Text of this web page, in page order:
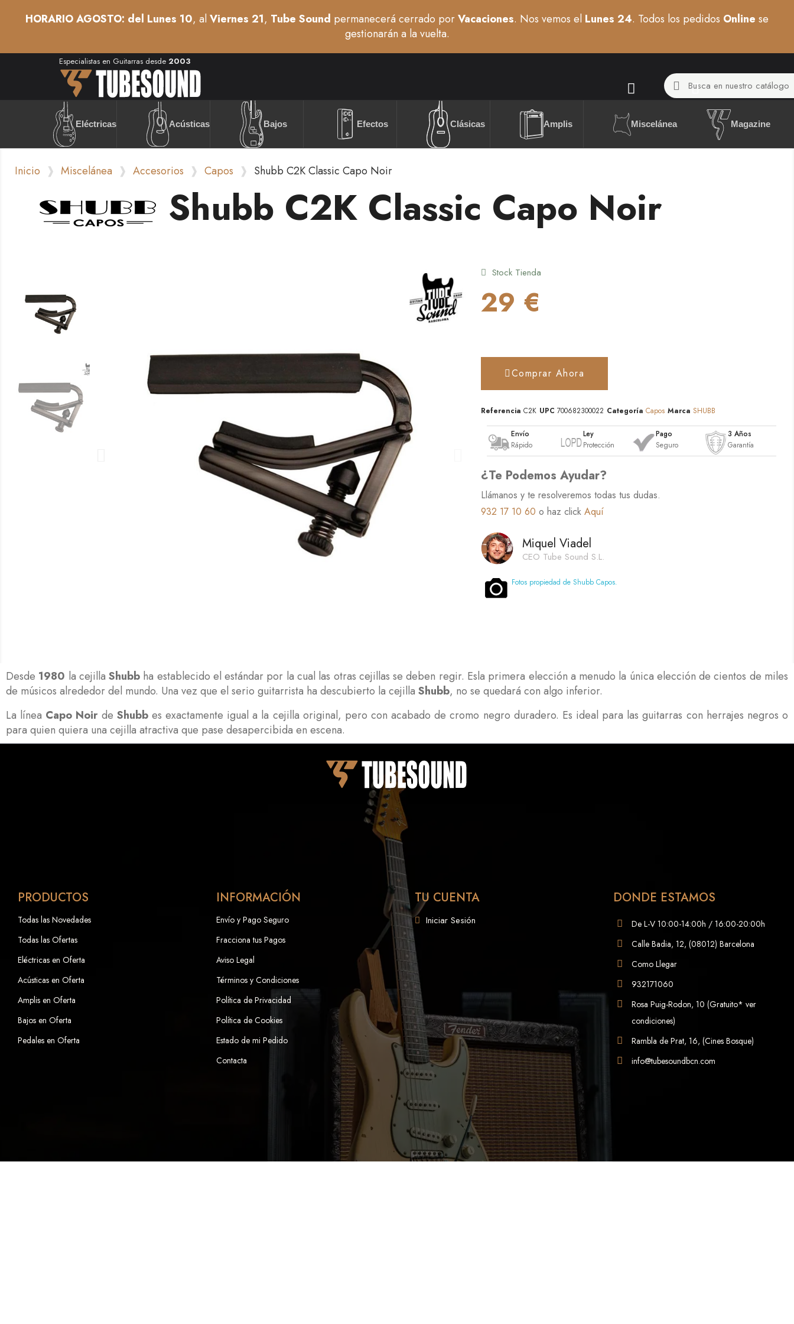
HORARIO AGOSTO: del Lunes 10, alViernes 21, Tube Sound permanecerá cerrado porVacaciones. Nos vemos el Lunes 24. Todos los pedidos Online se
gestionarán a la vuelta.
Especialistas en Guitarras desde 2003
Eléctricas Acústicas Bajos Efectos Clásicas Amplis Miscelánea Magazine
Inicio Miscelánea Accesorios Capos Shubb C2K Classic Capo Noir
Shubb C2K Classic Capo Noir
Stock Tienda
29 €
Comprar Ahora
Referencia C2K UPC 700682300022 Categoría Capos Marca SHUBB
Envío
Rápido
Ley
Protección
Pago
Seguro
3 Años
Garantía
¿Te Podemos Ayudar?
Llámanos y te resolveremos todas tus dudas.
932 17 10 60 o haz clickAquí
Miquel Viadel
CEO Tube Sound S.L.
Fotos propiedad de Shubb Capos.
Desde 1980 la cejillaShubb ha establecido el estándar por la cual las otras cejillas se deben regir. Esla primera elección a menudo la única elección de cientos de miles
de músicos alrededor del mundo. Una vez que el serio guitarrista ha descubierto la cejilla Shubb, no se quedará con algo inferior.
La línea Capo Noir de Shubbes exactamente igual a la cejilla original, pero con acabado de cromo negro duradero. Es ideal para las guitarras con herrajes negros o
para quien quiera una cejilla atractiva que pase desapercibida en escena.
PRODUCTOS
Todas las Novedades
Todas las Ofertas
Eléctricas en Oferta
Acústicas en Oferta
Amplis en Oferta
Bajos en Oferta
Pedales en Oferta
INFORMACIÓN
Envío y Pago Seguro
Fracciona tus Pagos
Aviso Legal
Términos y Condiciones
Política de Privacidad
Política de Cookies
Estado de mi Pedido
Contacta
TU CUENTA
Iniciar Sesión
DONDE ESTAMOS
De L-V 10:00-14:00h / 16:00-20:00h
Calle Badia, 12, (08012) Barcelona
Como Llegar
932171060
Rosa Puig-Rodon, 10 (Gratuito* ver
condiciones)
Rambla de Prat, 16, (Cines Bosque)
info@tubesoundbcn.com